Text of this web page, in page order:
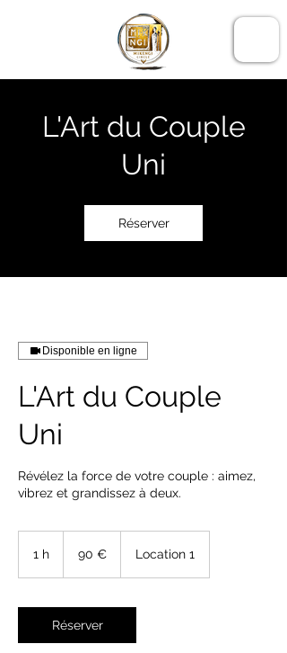
L'Art du Couple
Uni
Réserver
Disponible en ligne
L'Art du Couple
Uni
Révélez la force de votre couple : aimez,
vibrez et grandissez à deux.
1 h 90 € Location 1
Réserver